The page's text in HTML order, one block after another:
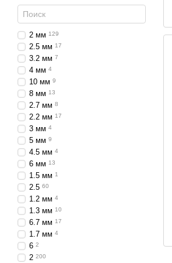
2 мм 129
2.5 мм 17
3.2 мм 7
4 мм 4
10 мм 9
8 мм 13
2.7 мм 8
2.2 мм 17
3 мм 4
5 мм 9
4.5 мм 4
6 мм 13
1.5 мм 1
2.5 60
1.2 мм 4
1.3 мм 10
6.7 мм 17
1.7 мм 4
6 2
2 200